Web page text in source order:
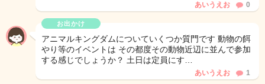
あいうえお 0
お出かけ
アニマルキングダムについていくつか質門です 動物の餌
やり等のイベントは その都度その動物近辺に並んで参加
する感じでしょうか？ 土日は定員にす…
あいうえお 1